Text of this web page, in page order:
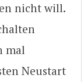
nicht will.
mal
Neustart